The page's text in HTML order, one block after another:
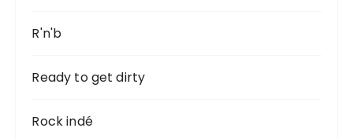
R'n'b
Ready to get dirty
Rock indé